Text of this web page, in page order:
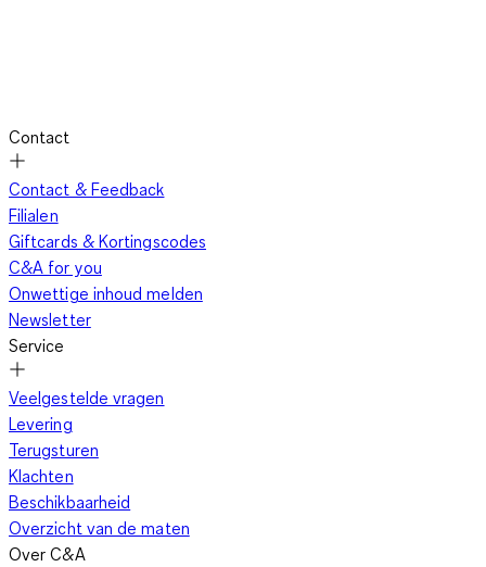
Contact
Contact & Feedback
Filialen
Giftcards & Kortingscodes
C&A for you
Onwettige inhoud melden
Newsletter
Service
Veelgestelde vragen
Levering
Terugsturen
Klachten
Beschikbaarheid
Overzicht van de maten
Over C&A